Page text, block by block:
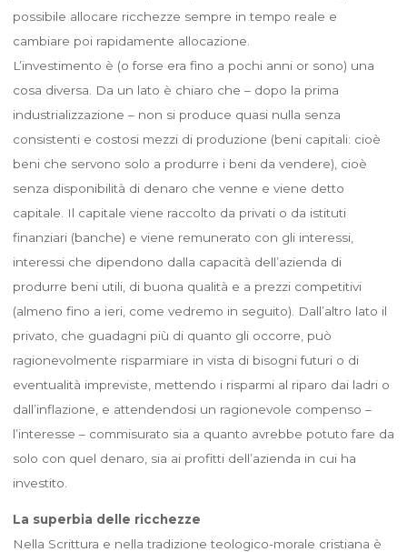
possibile allocare ricchezze sempre in tempo reale e
cambiare poi rapidamente allocazione.
L’investimento è (o forse era fino a pochi anni or sono) una
cosa diversa. Da un lato è chiaro che – dopo la prima
industrializzazione – non si produce quasi nulla senza
consistenti e costosi mezzi di produzione (beni capitali: cioè
beni che servono solo a produrre i beni da vendere), cioè
senza disponibilità di denaro che venne e viene detto
capitale. Il capitale viene raccolto da privati o da istituti
finanziari (banche) e viene remunerato con gli interessi,
interessi che dipendono dalla capacità dell’azienda di
produrre beni utili, di buona qualità e a prezzi competitivi
(almeno fino a ieri, come vedremo in seguito). Dall’altro lato il
privato, che guadagni più di quanto gli occorre, può
ragionevolmente risparmiare in vista di bisogni futuri o di
eventualità impreviste, mettendo i risparmi al riparo dai ladri o
dall’inflazione, e attendendosi un ragionevole compenso –
l’interesse – commisurato sia a quanto avrebbe potuto fare da
solo con quel denaro, sia ai profitti dell’azienda in cui ha
investito.
La superbia delle ricchezze
Nella Scrittura e nella tradizione teologico-morale cristiana è